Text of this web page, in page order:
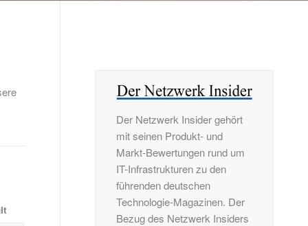
Der Netzwerk Insider gehört
mit seinen Produkt- und
Markt-Bewertungen rund um
IT-Infrastrukturen zu den
führenden deutschen
Technologie-Magazinen. Der
Bezug des Netzwerk Insiders